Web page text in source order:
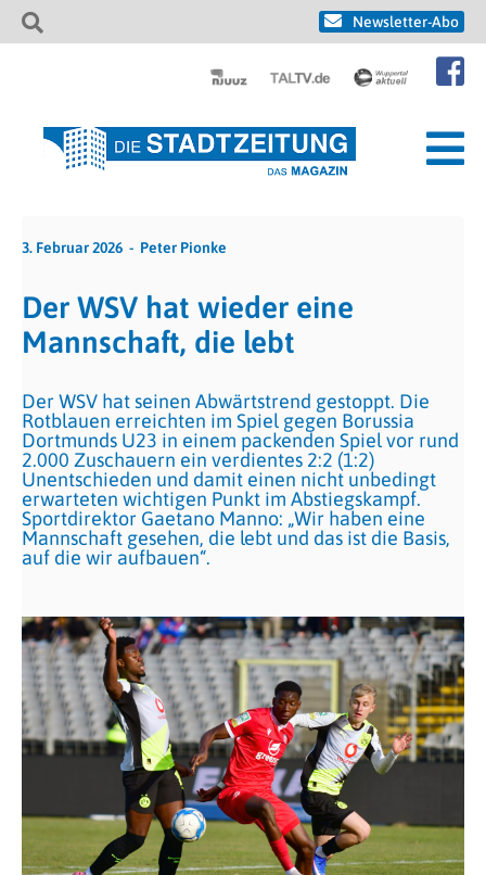
Newsletter-Abo
3. Februar 2026 Peter Pionke
Der WSV hat wieder eine
Mannschaft, die lebt
Der WSV hat seinen Abwärtstrend gestoppt. Die
Rotblauen erreichten im Spiel gegen Borussia
Dortmunds U23 in einem packenden Spiel vor rund
2.000 Zuschauern ein verdientes 2:2 (1:2)
Unentschieden und damit einen nicht unbedingt
erwarteten wichtigen Punkt im Abstiegskampf.
Sportdirektor Gaetano Manno: „Wir haben eine
Mannschaft gesehen, die lebt und das ist die Basis,
auf die wir aufbauen“.